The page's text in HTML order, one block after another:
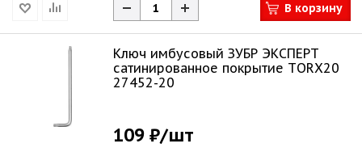
В корзину
Ключ имбусовый ЗУБР ЭКСПЕРТ
сатинированное покрытие ТORХ20
27452-20
109 ₽/шт